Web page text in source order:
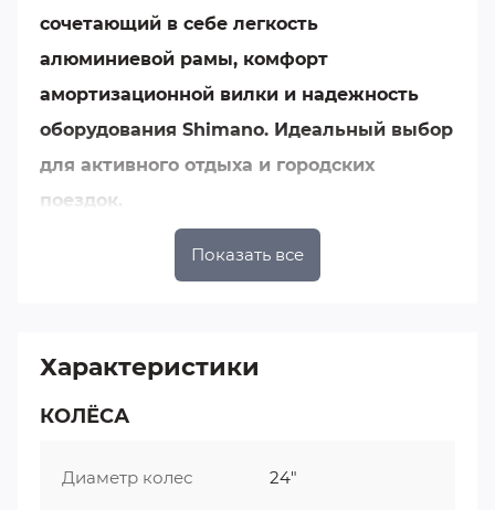
сочетающий в себе легкость
алюминиевой рамы, комфорт
амортизационной вилки и надежность
оборудования Shimano. Идеальный выбор
для активного отдыха и городских
поездок.
Ключевые преимущества:
маневренность
•Комфортная амортизация
(MD-711B) сглаживает неровности дороги
Shimano
Показать все
Характеристики
КОЛЁСА
Диаметр колес 24"